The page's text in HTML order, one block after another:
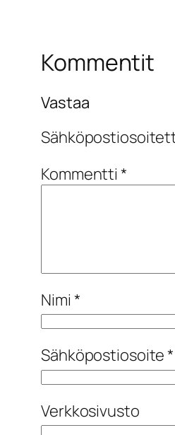
Kommentit
Vastaa
Kommentti*
Nimi *
Sähköpostiosoite*
Verkkosivusto